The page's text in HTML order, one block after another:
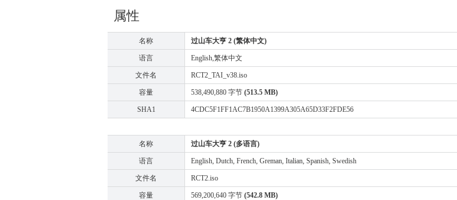
属性
名称 过山车大亨 2 (繁体中文)
语言 English,繁体中文
文件名 RCT2_TAI_v38.iso
容量 538,490,880 字节 (513.5 MB)
SHA1 4CDC5F1FF1AC7B1950A1399A305A65D33F2FDE56
名称 过山车大亨 2 (多语言)
语言 English, Dutch, French, Greman, Italian, Spanish, Swedish
文件名 RCT2.iso
容量 569,200,640 字节 (542.8 MB)